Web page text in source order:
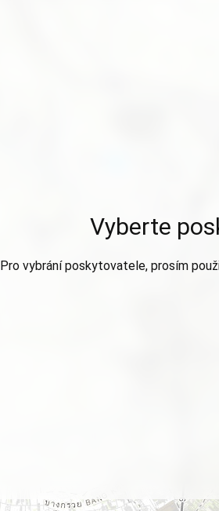
Vyberte
Pro vybrání poskytovatele, prosím